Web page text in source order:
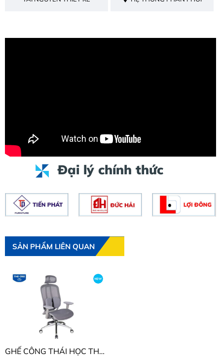
Đại lý chính thức
SẢN PHẨM LIÊN QUAN
GHẾ CÔNG THÁI HỌC THE ONE